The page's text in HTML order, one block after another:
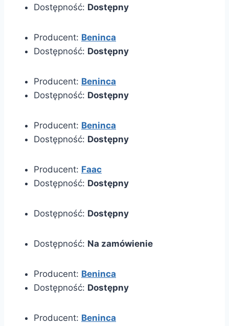
Dostępność: Dostępny
Producent: Beninca
Dostępność: Dostępny
Producent: Beninca
Dostępność: Dostępny
Producent: Beninca
Dostępność: Dostępny
Producent: Faac
Dostępność: Dostępny
Dostępność: Dostępny
Dostępność: Na zamówienie
Producent: Beninca
Dostępność: Dostępny
Producent: Beninca